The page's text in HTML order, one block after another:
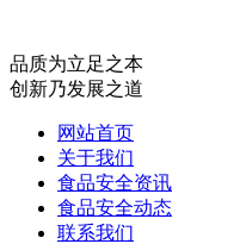
品质为立足之本
创新乃发展之道
网站首页
关于我们
食品安全资讯
食品安全动态
联系我们